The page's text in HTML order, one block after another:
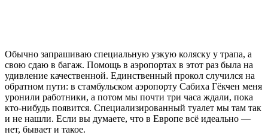
Обычно запрашиваю специальную узкую коляску у трапа, а
свою сдаю в багаж. Помощь в аэропортах в этот раз была на
удивление качественной. Единственный прокол случился на
обратном пути: в стамбульском аэропорту Сабиха Гёкчен меня
уронили работники, а потом мы почти три часа ждали, пока
кто-нибудь появится. Специализированный туалет мы там так
и не нашли. Если вы думаете, что в Европе всё идеально —
нет, бывает и такое.